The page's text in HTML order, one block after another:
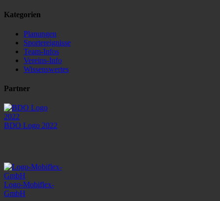
Kategorien
Planungen
Sportereignisse
Team-Infos
Vereins-Info
Wissenswertes
Partner
BDO Logo 2022
Logo-Mobiflex-
GmbH